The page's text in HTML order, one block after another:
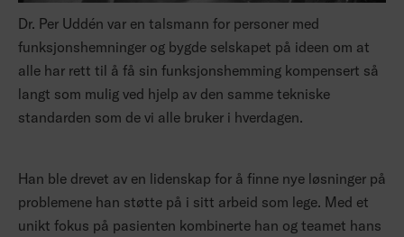
Dr. Per Uddén var en talsmann for personer med
funksjonshemninger og bygde selskapet på ideen om at
alle har rett til å få sin funksjonshemming kompensert så
langt som mulig ved hjelp av den samme tekniske
standarden som de vi alle bruker i hverdagen.
Han ble drevet av en lidenskap for å finne nye løsninger på
problemene han støtte på i sitt arbeid som lege. Med et
unikt fokus på pasienten kombinerte han og teamet hans